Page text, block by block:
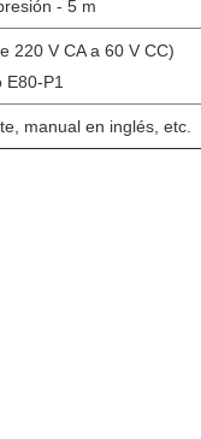
- 5 m
220 V CA a 60 V CC)
P1
manual en inglés, etc.